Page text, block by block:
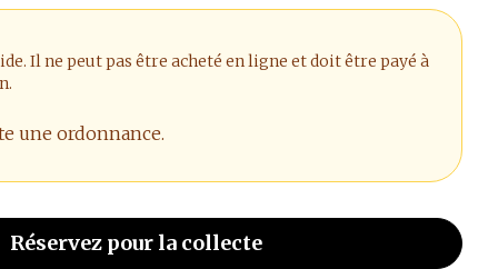
Il ne peut pas être acheté en ligne et doit être payé à
une ordonnance.
Réservezpour la collecte